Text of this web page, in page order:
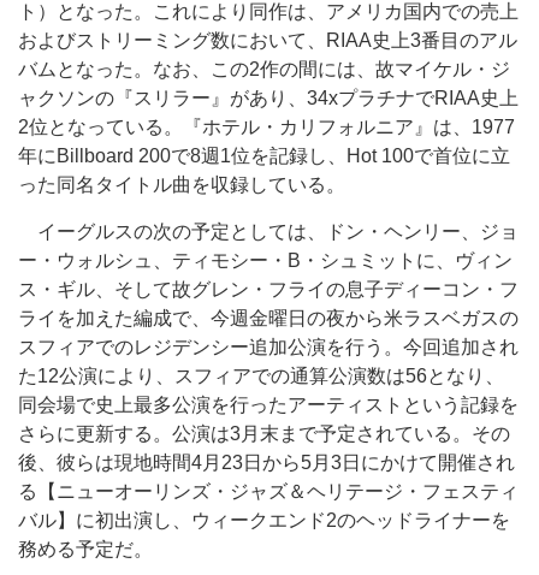
ト）となった。これにより同作は、アメリカ国内での売上
およびストリーミング数において、RIAA史上3番目のアル
バムとなった。なお、この2作の間には、故マイケル・ジ
ャクソンの『スリラー』があり、34xプラチナでRIAA史上
2位となっている。『ホテル・カリフォルニア』は、1977
年にBillboard 200で8週1位を記録し、Hot 100で首位に立
った同名タイトル曲を収録している。
イーグルスの次の予定としては、ドン・ヘンリー、ジョ
ー・ウォルシュ、ティモシー・B・シュミットに、ヴィン
ス・ギル、そして故グレン・フライの息子ディーコン・フ
ライを加えた編成で、今週金曜日の夜から米ラスベガスの
スフィアでのレジデンシー追加公演を行う。今回追加され
た12公演により、スフィアでの通算公演数は56となり、
同会場で史上最多公演を行ったアーティストという記録を
さらに更新する。公演は3月末まで予定されている。その
後、彼らは現地時間4月23日から5月3日にかけて開催され
る【ニューオーリンズ・ジャズ＆ヘリテージ・フェスティ
バル】に初出演し、ウィークエンド2のヘッドライナーを
務める予定だ。